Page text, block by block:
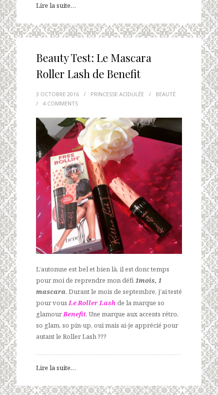
Lire la suite…
Beauty Test: Le Mascara
Roller Lash de Benefit
3 OCTOBRE 2016 / PRINCESSE ACIDULÉE /
BEAUTÉ
/
4 COMMENTS
L’automne est bel et bien là, il est donc temps
pour moi de reprendre mon défi1mois, 1
mascara. Durant le mois de septembre, j’ai testé
pour vousLe Roller Lash de la marque so
glamourBenefit. Une marque aux accents rétro,
so glam, so pin-up, oui mais ai-je apprécié pour
autant le Roller Lash ???
Lire la suite…